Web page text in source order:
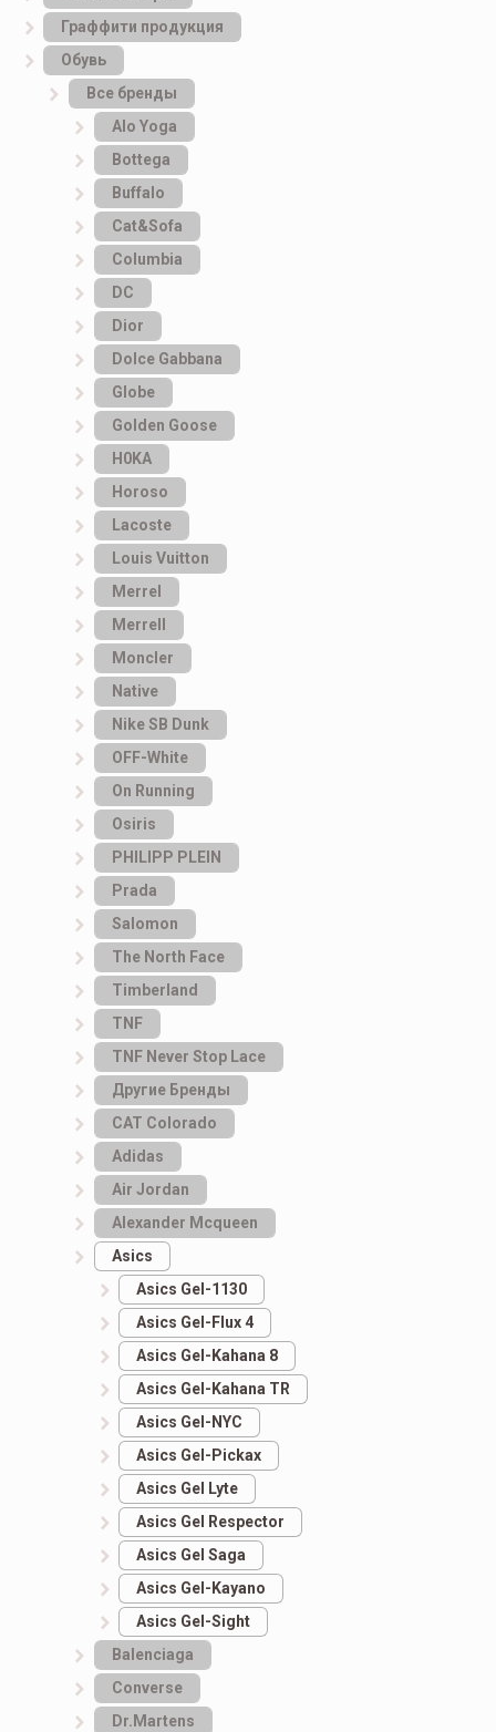
Граффити продукция
Обувь
Все бренды
Alo Yoga
Bottеga
Buffalo
Cat&Sofa
Columbia
DC
Dior
Dolce Gabbana
Globe
Golden Goose
H0KA
Horoso
Lacoste
Louis Vuitton
Merrel
Merrell
Moncler
Native
Nike SB Dunk
OFF-White
On Running
Osiris
PHILIPP PLEIN
Prada
Salomon
The North Face
Timberland
TNF
TNF Never Stop Lace
Другие Бренды
САТ Colorado
Adidas
Air Jordan
Alexander Mcqueen
Asics
Asics Gel-1130
Asics Gel-Flux 4
Asics Gel-Kahana 8
Asics Gel-Kahana TR
Asics Gel-NYC
Asics Gel-Pickax
Asics Gel Lyte
Asics Gel Respector
Asics Gel Saga
Asics Gel-Kayano
Asics Gel-Sight
Balenciaga
Converse
Dr.Martens